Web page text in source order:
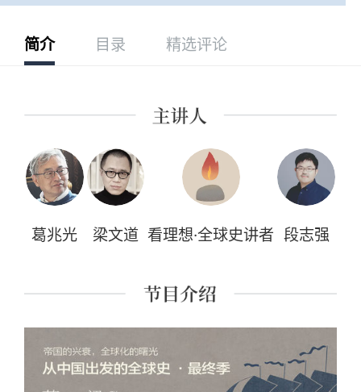
简介 目录 精选评论
葛兆光 梁文道 看理想·全球史讲者 段志强